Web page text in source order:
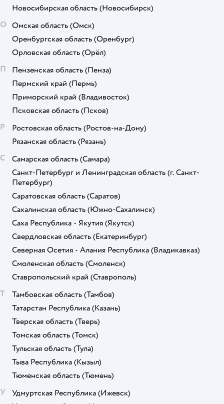
Новосибирская область (Новосибирск)
О Омская область (Омск)
Оренбургская область (Оренбург)
Орловская область (Орёл)
П
Пензенская область (Пенза)
Пермский край (Пермь)
Приморский край (Владивосток)
Псковская область (Псков)
Р
Ростовская область (Ростов-на-Дону)
Рязанская область (Рязань)
С
Самарская область (Самара)
Санкт-Петербург и Ленинградская область (г. Санкт-
Петербург)
Саратовская область (Саратов)
Сахалинская область (Южно-Сахалинск)
Саха Республика - Якутия (Якутск)
Свердловская область (Екатеринбург)
Северная Осетия - Алания Республика (Владикавказ)
Смоленская область (Смоленск)
Ставропольский край (Ставрополь)
Т
Тамбовская область (Тамбов)
Татарстан Республика (Казань)
Тверская область (Тверь)
Томская область (Томск)
Тульская область (Тула)
Тыва Республика (Кызыл)
Тюменская область (Тюмень)
У
Удмуртская Республика (Ижевск)